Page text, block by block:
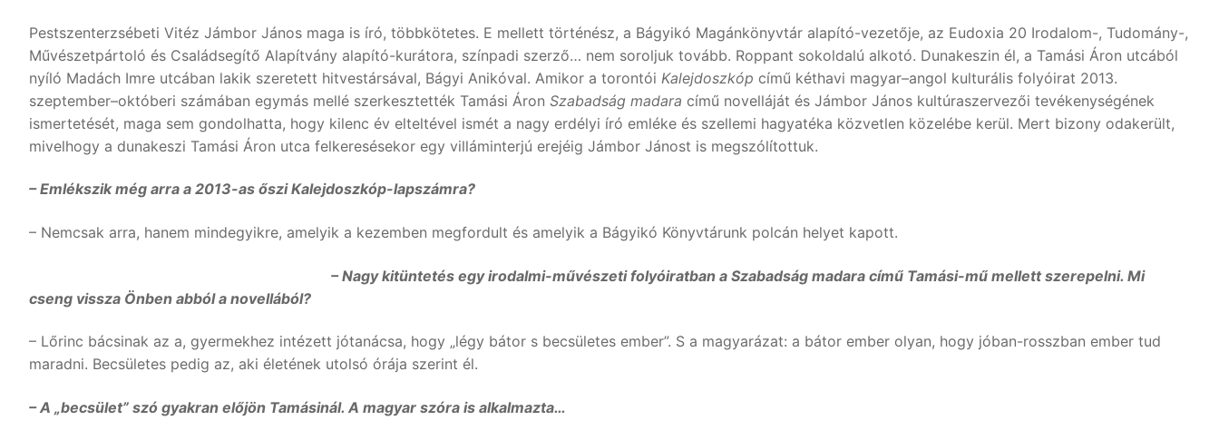
Pestszenterzsébeti Vitéz Jámbor János maga is író, többkötetes. E mellett történész, a Bágyikó Magánkönyvtár alapító-vezetője, az Eudoxia 20 Irodalom-, Tudomány-,
Művészetpártoló és Családsegítő Alapítvány alapító-kurátora, színpadi szerző… nem soroljuk tovább. Roppant sokoldalú alkotó. Dunakeszin él, a Tamási Áron utcából
nyíló Madách Imre utcában lakik szeretett hitvestársával, Bágyi Anikóval. Amikor a torontói Kalejdoszkóp című kéthavi magyar–angol kulturális folyóirat 2013.
szeptember–októberi számában egymás mellé szerkesztették Tamási Áron Szabadság madara című novelláját és Jámbor János kultúraszervezői tevékenységének
ismertetését, maga sem gondolhatta, hogy kilenc év elteltével ismét a nagy erdélyi író emléke és szellemi hagyatéka közvetlen közelébe kerül. Mert bizony odakerült,
mivelhogy a dunakeszi Tamási Áron utca felkeresésekor egy villáminterjú erejéig Jámbor Jánost is megszólítottuk.
– Emlékszik még arra a 2013-as őszi Kalejdoszkóp-lapszámra?
– Nemcsak arra, hanem mindegyikre, amelyik a kezemben megfordult és amelyik a Bágyikó Könyvtárunk polcán helyet kapott.
– Nagy kitüntetés egy irodalmi-művészeti folyóiratban a Szabadság madara című Tamási-mű mellett szerepelni. Mi
cseng vissza Önben abból a novellából?
– Lőrinc bácsinak az a, gyermekhez intézett jótanácsa, hogy „légy bátor s becsületes ember”. S a magyarázat: a bátor ember olyan, hogy jóban-rosszban ember tud
maradni. Becsületes pedig az, aki életének utolsó órája szerint él.
– A „becsület” szó gyakran előjön Tamásinál. A magyar szóra is alkalmazta…